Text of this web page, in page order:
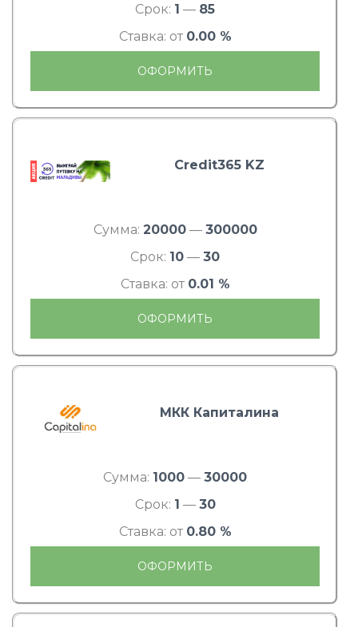
Срок: 1 — 85
Ставка: от 0.00 %
ОФОРМИТЬ
Credit365 KZ
Сумма: 20000— 300000
Срок: 10 — 30
Ставка: от 0.01 %
ОФОРМИТЬ
МКК Капиталина
Сумма: 1000 — 30000
Срок: 1 — 30
Ставка: от 0.80 %
ОФОРМИТЬ